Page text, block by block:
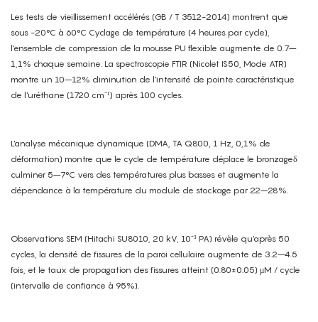
Les tests de vieillissement accélérés (GB / T 3512-2014) montrent que
sous -20°C à 60°C Cyclage de température (4 heures par cycle),
l'ensemble de compression de la mousse PU flexible augmente de 0.7–
1,1% chaque semaine. La spectroscopie FTIR (Nicolet IS50, Mode ATR)
montre un 10–12% diminution de l'intensité de pointe caractéristique
de l'uréthane (1720 cm⁻¹) après 100 cycles.
L'analyse mécanique dynamique (DMA, TA Q800, 1 Hz, 0,1% de
déformation) montre que le cycle de température déplace le bronzageδ
culminer 5–7°C vers des températures plus basses et augmente la
dépendance à la température du module de stockage par 22–28%.
Observations SEM (Hitachi SU8010, 20 kV, 10⁻³ PA) révèle qu'après 50
cycles, la densité de fissures de la paroi cellulaire augmente de 3.2–4.5
fois, et le taux de propagation des fissures atteint (0.80±0.05) μM / cycle
(intervalle de confiance à 95%).